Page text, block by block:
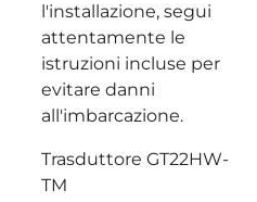
l'installazione, segui
attentamente le
istruzioni incluse per
evitare danni
all'imbarcazione.
Trasduttore GT22HW-
TM